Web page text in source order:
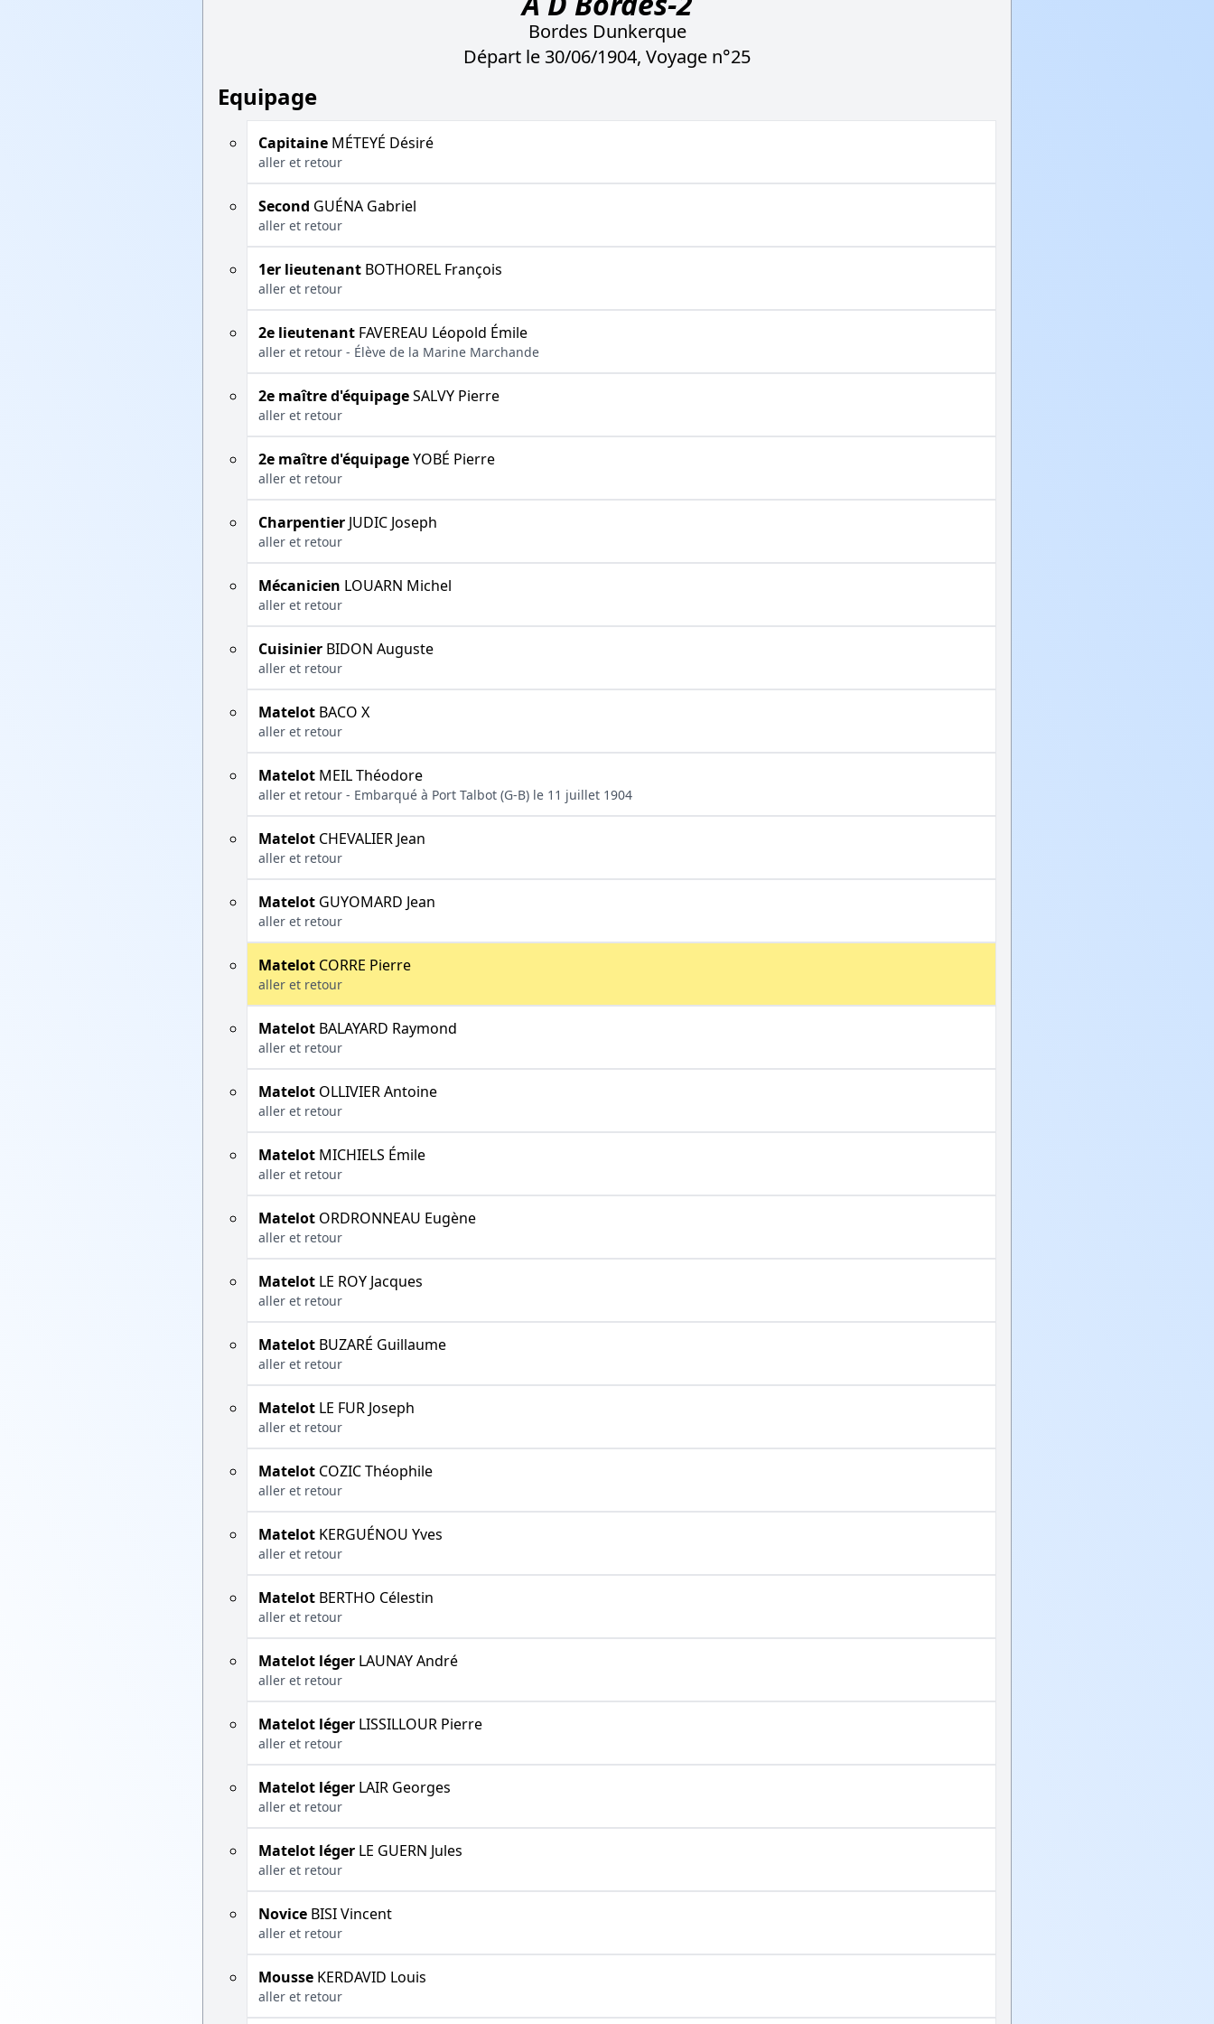
Bordes Dunkerque
Départ le 30/06/1904, Voyage n°25
Equipage
Capitaine MÉTEYÉ Désiré
aller et retour
Second GUÉNA Gabriel
aller et retour
1er lieutenant BOTHOREL François
aller et retour
2e lieutenant FAVEREAU Léopold Émile
aller et retour - Élève de la Marine Marchande
2e maître d'équipageSALVY Pierre
aller et retour
2e maître d'équipageYOBÉ Pierre
aller et retour
Charpentier JUDIC Joseph
aller et retour
Mécanicien LOUARN Michel
aller et retour
Cuisinier BIDON Auguste
aller et retour
Matelot BACO X
aller et retour
Matelot MEIL Théodore
aller et retour - Embarqué à Port Talbot (G-B) le 11 juillet 1904
Matelot CHEVALIER Jean
aller et retour
Matelot GUYOMARD Jean
aller et retour
Matelot CORRE Pierre
aller et retour
Matelot BALAYARD Raymond
aller et retour
Matelot OLLIVIER Antoine
aller et retour
Matelot MICHIELS Émile
aller et retour
Matelot ORDRONNEAU Eugène
aller et retour
Matelot LE ROY Jacques
aller et retour
Matelot BUZARÉ Guillaume
aller et retour
Matelot LE FUR Joseph
aller et retour
Matelot COZIC Théophile
aller et retour
Matelot KERGUÉNOU Yves
aller et retour
Matelot BERTHO Célestin
aller et retour
Matelot léger LAUNAY André
aller et retour
Matelot léger LISSILLOUR Pierre
aller et retour
Matelot léger LAIR Georges
aller et retour
Matelot léger LE GUERN Jules
aller et retour
Novice BISI Vincent
aller et retour
Mousse KERDAVID Louis
aller et retour